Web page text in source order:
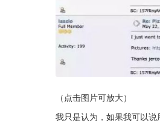
（点击图片可放大）
我只是认为，如果我可以说